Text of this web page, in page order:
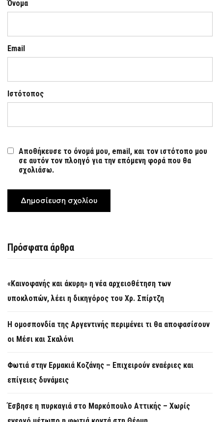
Όνομα
Email
Ιστότοπος
Αποθήκευσε το όνομά μου, email, και τον ιστότοπο μου
σε αυτόν τον πλοηγό για την επόμενη φορά που θα
σχολιάσω.
Πρόσφατα άρθρα
«Καινοφανής και άκυρη» η νέα αρχειοθέτηση των
υποκλοπών, λέει η δικηγόρος του Χρ. Σπίρτζη
Η ομοσπονδία της Αργεντινής περιμένει τι θα αποφασίσουν
οι Μέσι και Σκαλόνι
Φωτιά στην Ερμακιά Κοζάνης – Επιχειρούν εναέριες και
επίγειες δυνάμεις
Έσβησε η πυρκαγιά στο Μαρκόπουλο Αττικής – Χωρίς